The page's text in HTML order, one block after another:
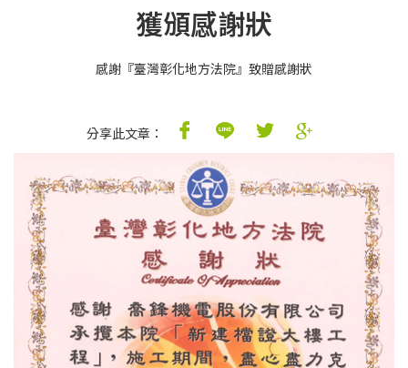
獲頒感謝狀
感謝『臺灣彰化地方法院』致贈感謝狀
分享此文章：